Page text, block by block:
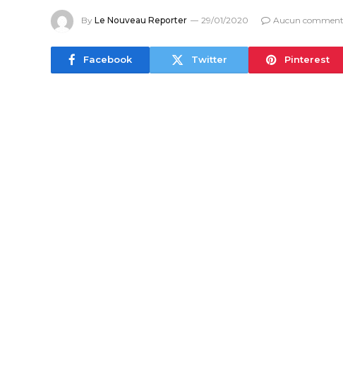
By Le Nouveau Reporter 29/01/2020 Aucun
Facebook Twitter Pinterest